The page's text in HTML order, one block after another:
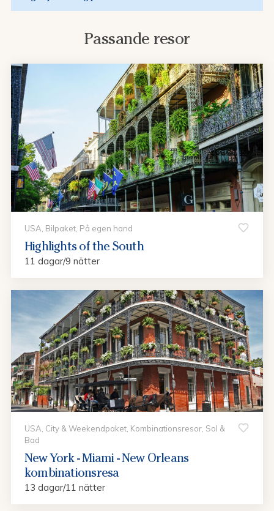
Passande resor
USA, Bilpaket, På egen hand
Highlights of the South
11 dagar/9 nätter
USA, City & Weekendpaket, Kombinationsresor, Sol &
Bad
New York - Miami - New Orleans
kombinationsresa
13 dagar/11 nätter